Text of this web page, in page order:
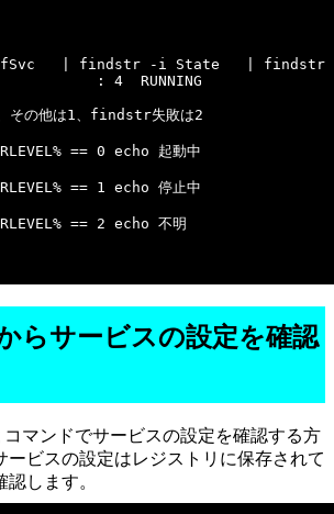
| findstr -i State   | findstr
: 4  RUNNING
その他は1、findstr失敗は2
== 0 echo 起動中
== 1 echo 停止中
== 2 echo 不明
らサービスの設定を確認
コマンドでサービスの設定を確認する方
ービスの設定はレジストリに保存されて
します。